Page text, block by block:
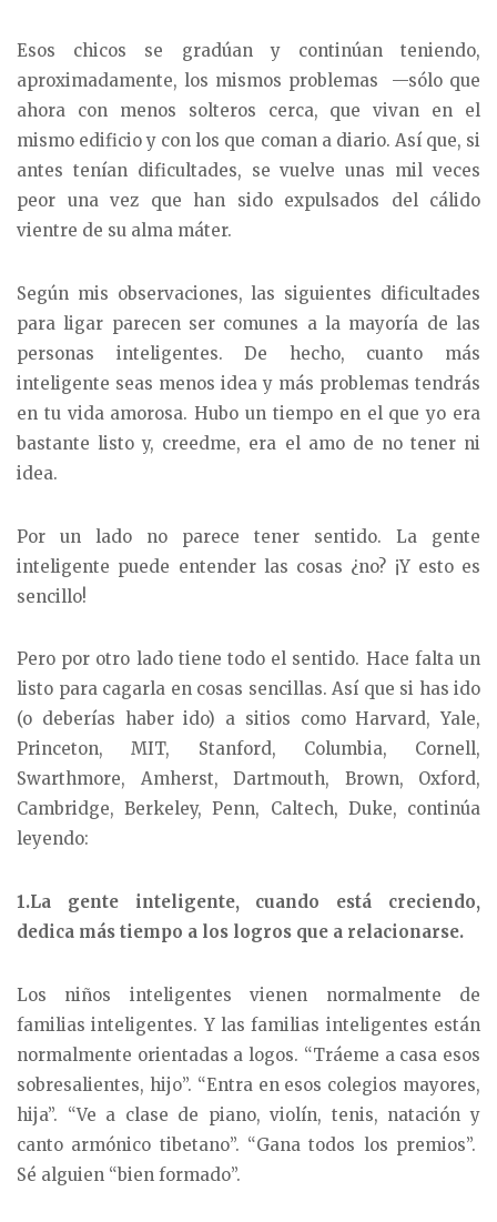
Esos chicos se gradúan y continúan teniendo,
aproximadamente, los mismos problemas —sólo que
ahora con menos solteros cerca, que vivan en el
mismo edificio y con los que coman a diario. Así que, si
antes tenían dificultades, se vuelve unas mil veces
peor una vez que han sido expulsados del cálido
vientre de su alma máter.
Según mis observaciones, las siguientes dificultades
para ligar parecen ser comunes a la mayoría de las
personas inteligentes. De hecho, cuanto más
inteligente seas menos idea y más problemas tendrás
en tu vida amorosa. Hubo un tiempo en el que yo era
bastante listo y, creedme, era el amo de no tener ni
idea.
Por un lado no parece tener sentido. La gente
inteligente puede entender las cosas ¿no? ¡Y esto es
sencillo!
Pero por otro lado tiene todo el sentido. Hace falta un
listo para cagarla en cosas sencillas. Así que si has ido
(o deberías haber ido) a sitios como Harvard, Yale,
Princeton, MIT, Stanford, Columbia, Cornell,
Swarthmore, Amherst, Dartmouth, Brown, Oxford,
Cambridge, Berkeley, Penn, Caltech, Duke, continúa
leyendo:
1.La gente inteligente, cuando está creciendo,
dedica más tiempo a los logros que a relacionarse.
Los niños inteligentes vienen normalmente de
familias inteligentes. Y las familias inteligentes están
normalmente orientadas a logos. “Tráeme a casa esos
sobresalientes, hijo”. “Entra en esos colegios mayores,
hija”. “Ve a clase de piano, violín, tenis, natación y
canto armónico tibetano”. “Gana todos los premios”.
Sé alguien “bien formado”.